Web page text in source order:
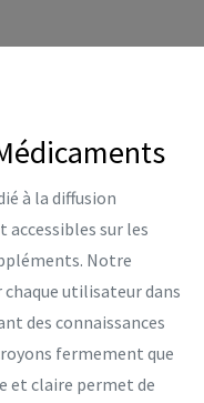
à la diffusion
sur les
Notre
utilisateur dans
des connaissances
fermement que
et claire permet de